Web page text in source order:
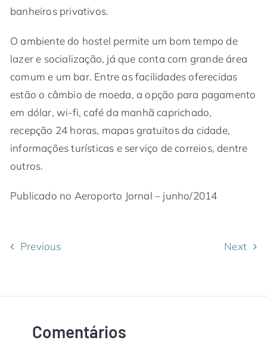
banheiros privativos.
O ambiente do hostel permite um bom tempo de
lazer e socialização, já que conta com grande área
comum e um bar. Entre as facilidades oferecidas
estão o câmbio de moeda, a opção para pagamento
em dólar, wi-fi, café da manhã caprichado,
recepção 24 horas, mapas gratuitos da cidade,
informações turísticas e serviço de correios, dentre
outros.
Publicado no Aeroporto Jornal – junho/2014
Previous Next
Comentários